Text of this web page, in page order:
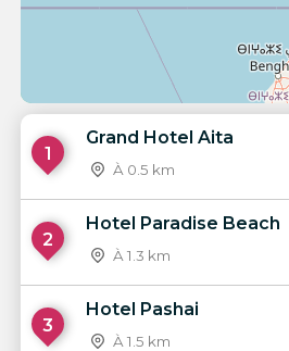
1
Grand Hotel Aita
À 0.5 km
2
Hotel Paradise Beach
À 1.3 km
3
Hotel Pashai
À 1.5 km